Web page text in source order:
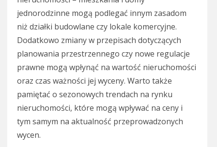
jednorodzinne mogą podlegać innym zasadom
niż działki budowlane czy lokale komercyjne.
Dodatkowo zmiany w przepisach dotyczących
planowania przestrzennego czy nowe regulacje
prawne mogą wpłynąć na wartość nieruchomości
oraz czas ważności jej wyceny. Warto także
pamiętać o sezonowych trendach na rynku
nieruchomości, które mogą wpływać na ceny i
tym samym na aktualność przeprowadzonych
wycen.